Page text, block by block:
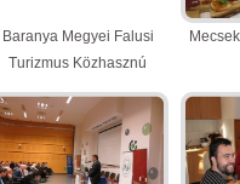
Baranya Megyei Falusi
Turizmus Közhasznú
Egyesület
(0 kép)